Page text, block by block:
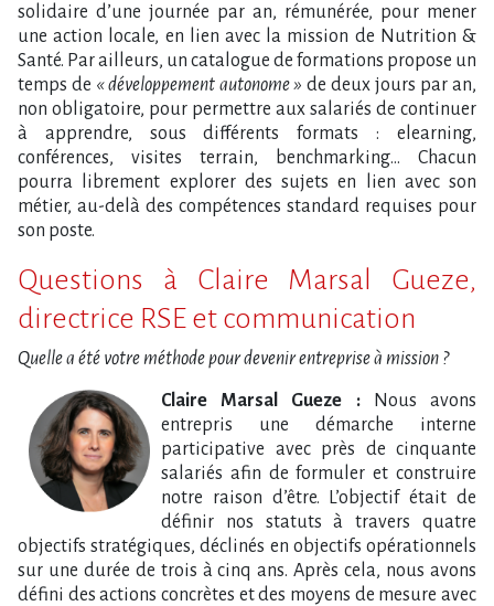
solidaire d’une journée par an, rémunérée, pour mener
une action locale, en lien avec la mission de Nutrition &
Santé. Par ailleurs, un catalogue de formations propose un
temps de « développement autonome » de deux jours par an,
non obligatoire, pour permettre aux salariés de continuer
à apprendre, sous différents formats : elearning,
conférences, visites terrain, benchmarking… Chacun
pourra librement explorer des sujets en lien avec son
métier, au-delà des compétences standard requises pour
son poste.
Questions à Claire Marsal Gueze,
directrice RSE et communication
Quelle a été votre méthode pour devenir entreprise à mission ?
Claire Marsal Gueze :
Nous avons
entrepris une démarche interne
participative avec près de cinquante
salariés afin de formuler et construire
notre raison d’être. L’objectif était de
définir nos statuts à travers quatre
objectifs stratégiques, déclinés en objectifs opérationnels
sur une durée de trois à cinq ans. Après cela, nous avons
défini des actions concrètes et des moyens de mesure avec